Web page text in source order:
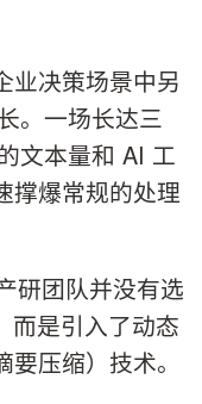
业决策场景中另
。一场长达三
文本量和 AI 工
撑爆常规的处理
研团队并没有选
而是引入了动态
压缩）技术。